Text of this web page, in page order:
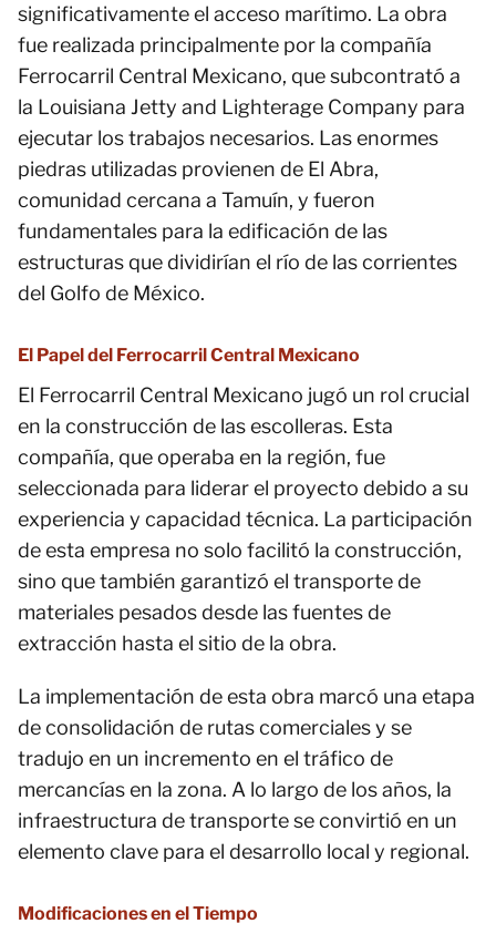
significativamente el acceso marítimo. La obra
fue realizada principalmente por la compañía
Ferrocarril Central Mexicano, que subcontrató a
la Louisiana Jetty and Lighterage Company para
ejecutar los trabajos necesarios. Las enormes
piedras utilizadas provienen de El Abra,
comunidad cercana a Tamuín, y fueron
fundamentales para la edificación de las
estructuras que dividirían el río de las corrientes
del Golfo de México.
El Papel del Ferrocarril Central Mexicano
El Ferrocarril Central Mexicano jugó un rol crucial
en la construcción de las escolleras. Esta
compañía, que operaba en la región, fue
seleccionada para liderar el proyecto debido a su
experiencia y capacidad técnica. La participación
de esta empresa no solo facilitó la construcción,
sino que también garantizó el transporte de
materiales pesados desde las fuentes de
extracción hasta el sitio de la obra.
La implementación de esta obra marcó una etapa
de consolidación de rutas comerciales y se
tradujo en un incremento en el tráfico de
mercancías en la zona. A lo largo de los años, la
infraestructura de transporte se convirtió en un
elemento clave para el desarrollo local y regional.
Modificaciones en el Tiempo